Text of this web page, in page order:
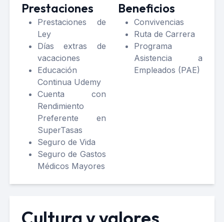
Prestaciones
Prestaciones de
Ley
Días extras de
vacaciones
Educación
Continua Udemy
Cuenta con
Rendimiento
Preferente en
SuperTasas
Seguro de Vida
Seguro de Gastos
Médicos Mayores
Beneficios
Convivencias
Ruta de Carrera
Programa
Asistencia a
Empleados (PAE)